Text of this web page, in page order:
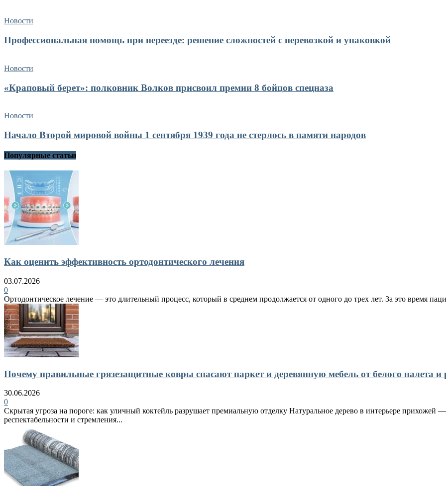
Новости
Профессиональная помощь при переезде: решение сложностей с перевозкой и упаковкой
Новости
«Краповый берет»: полковник Волков присвоил премии 8 бойцов спецназа
Новости
Начало Второй мировой войны 1 сентября 1939 года не стерлось в памяти народов
Популярные статьи
Как оценить эффективность ортодонтического лечения
03.07.2026
0
Ортодонтическое лечение — это длительный процесс, который в среднем продолжается от одного до трех лет. За это время
Почему правильные грязезащитные ковры спасают паркет и деревянную мебель от белого налета и
30.06.2026
0
Скрытая угроза на пороге: как уличный коктейль разрушает премиальную отделку Натуральное дерево в интерьере прихожей
респектабельности и стремления...